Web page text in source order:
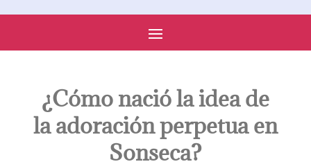
¿Cómo nació la idea de
la adoración perpetua en
Sonseca?